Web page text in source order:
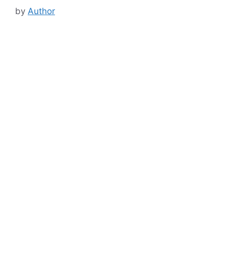
by Author